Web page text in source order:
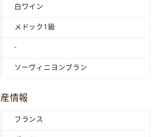
白ワイン
メドック1級
-
ソーヴィニヨンブラン
情報
フランス